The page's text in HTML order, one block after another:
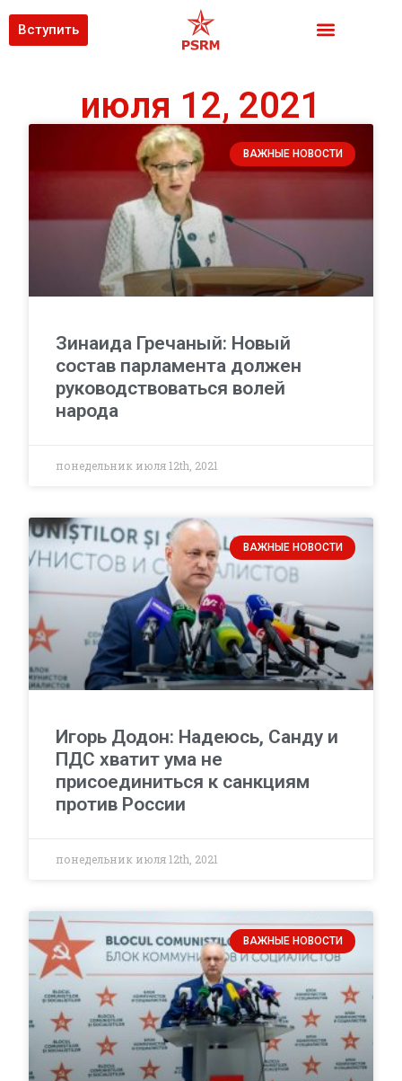
Вступить
июля 12, 2021
ВАЖНЫЕ НОВОСТИ
Зинаида Гречаный: Новый
состав парламента должен
руководствоваться волей
народа
понедельник июля 12th, 2021
ВАЖНЫЕ НОВОСТИ
Игорь Додон: Надеюсь, Санду и
ПДС хватит ума не
присоединиться к санкциям
против России
понедельник июля 12th, 2021
ВАЖНЫЕ НОВОСТИ